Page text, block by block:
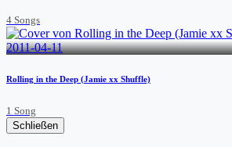
4 Songs
2011-04-11
Rolling in the Deep (Jamie xx Shuffle)
1 Song
Schließen